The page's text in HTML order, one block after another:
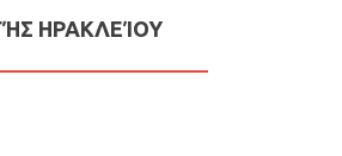
ΗΡΑΚΛΕΊΟΥ